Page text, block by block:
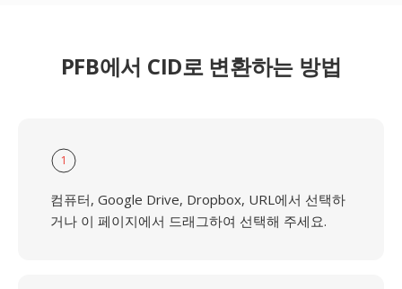
PFB에서 CID로 변환하는 방법
1
컴퓨터, Google Drive, Dropbox, URL에서 선택하
거나 이 페이지에서 드래그하여 선택해 주세요.